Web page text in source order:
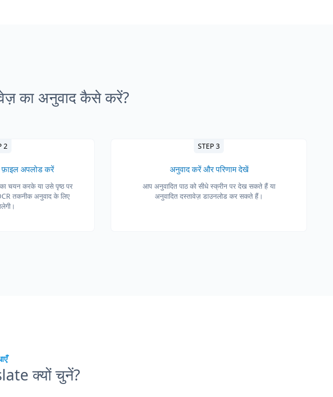
का अनुवाद कैसे करें?
2
फ़ाइल अपलोड करें
चयन करके या उसे पृष्ठ पर
तकनीक अनुवाद के लिए
STEP 3
अनुवाद करें और परिणाम देखें
आप अनुवादित पाठ को सीधे स्क्रीन पर देख सकते हैं या
अनुवादित दस्तावेज़ डाउनलोड कर सकते हैं।
क्यों चुनें?